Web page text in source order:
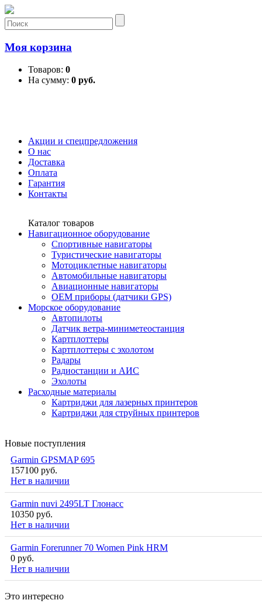
Моя корзина
Товаров: 0
На сумму: 0 руб.
Акции и спецпредложения
О нас
Доставка
Оплата
Гарантия
Контакты
Каталог товаров
Навигационное оборудование
Спортивные навигаторы
Туристические навигаторы
Мотоциклетные навигаторы
Автомобильные навигаторы
Авиационные навигаторы
OEM приборы (датчики GPS)
Морское оборудование
Автопилоты
Датчик ветра-миниметеостанция
Картплоттеры
Картплоттеры с эхолотом
Радары
Радиостанции и АИС
Эхолоты
Расходные материалы
Картриджи для лазерных принтеров
Картриджи для струйных принтеров
Новые поступления
Garmin GPSMAP 695
157100 руб.
Нет в наличии
Garmin nuvi 2495LT Глонасс
10350 руб.
Нет в наличии
Garmin Forerunner 70 Women Pink HRM
0 руб.
Нет в наличии
Это интересно